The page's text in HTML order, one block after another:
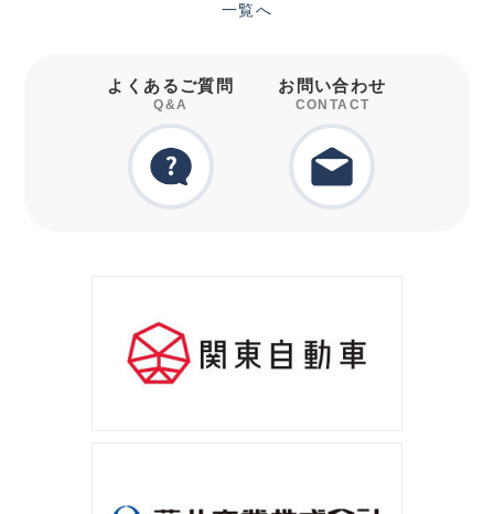
一覧へ
よくあるご質問
Q&A
お問い合わせ
CONTACT